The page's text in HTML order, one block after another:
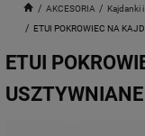
AKCESORIA
Kajdanki
ETUI POKROWIEC NA
ETUI
USZTYWNIANE